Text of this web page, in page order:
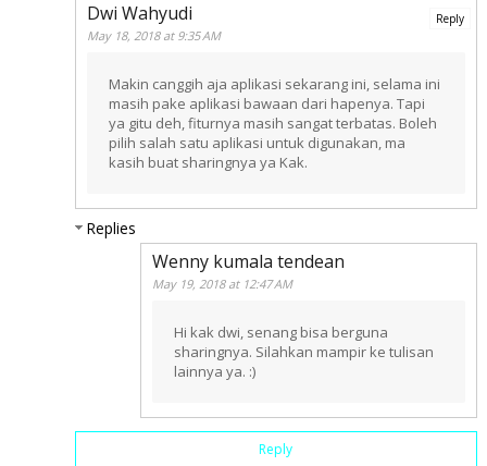
Dwi Wahyudi
May 18, 2018 at 9:35 AM
Makin canggih aja aplikasi sekarang ini, selama ini
masih pake aplikasi bawaan dari hapenya. Tapi
ya gitu deh, fiturnya masih sangat terbatas. Boleh
pilih salah satu aplikasi untuk digunakan, ma
kasih buat sharingnya ya Kak.
Reply
Replies
Wenny kumala tendean
May 19, 2018 at 12:47 AM
Hi kak dwi, senang bisa berguna
sharingnya. Silahkan mampir ke tulisan
lainnya ya. :)
Reply